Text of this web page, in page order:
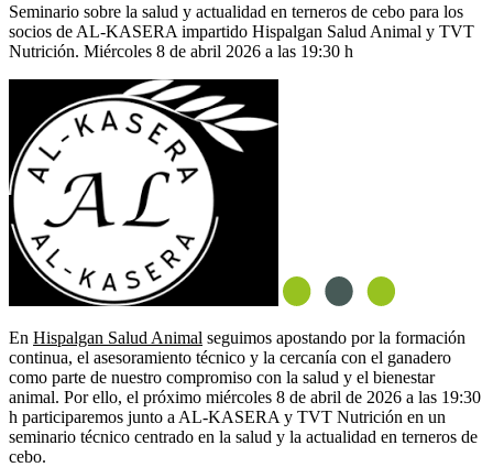
Seminario sobre la salud y actualidad en terneros de cebo para los
socios de AL-KASERA impartido Hispalgan Salud Animal y TVT
Nutrición. Miércoles 8 de abril 2026 a las 19:30 h
En Hispalgan Salud Animal seguimos apostando por la formación
continua, el asesoramiento técnico y la cercanía con el ganadero
como parte de nuestro compromiso con la salud y el bienestar
animal. Por ello, el próximo miércoles 8 de abril de 2026 a las 19:30
h participaremos junto a AL-KASERA y TVT Nutrición en un
seminario técnico centrado en la salud y la actualidad en terneros de
cebo.